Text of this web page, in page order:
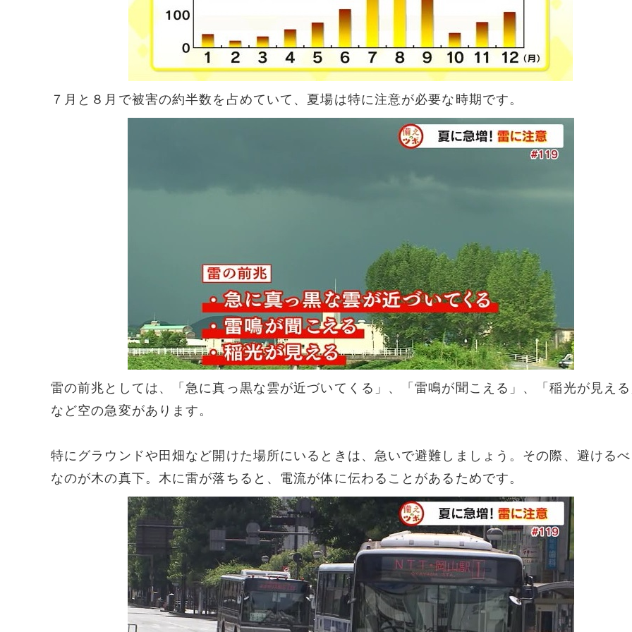
７月と８月で被害の約半数を占めていて、夏場は特に注意が必要な時期です。
雷の前兆としては、「急に真っ黒な雲が近づいてくる」、「雷鳴が聞こえる」、「稲光が見え
など空の急変があります。
特にグラウンドや田畑など開けた場所にいるときは、急いで避難しましょう。その際、避ける
なのが木の真下。木に雷が落ちると、電流が体に伝わることがあるためです。